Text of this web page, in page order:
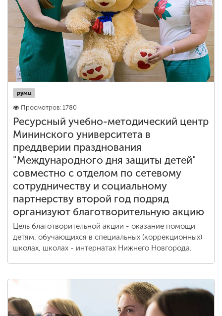
румц
Просмотров: 1780
Ресурсный учебно-методический центр
Мининского университета в
преддверии празднования
"Международного дня защиты детей"
совместно с отделом по сетевому
сотрудничеству и социальному
партнерству второй год подряд
организуют благотворительную акцию
Цель благотворительной акции - оказание помощи
детям, обучающихся в специальных (коррекционных)
школах, школах - интернатах Нижнего Новгорода.